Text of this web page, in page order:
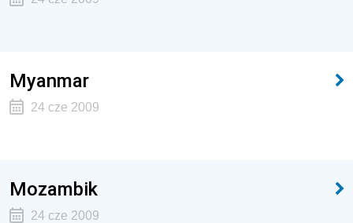
Myanmar
24 cze 2009
Mozambik
24 cze 2009